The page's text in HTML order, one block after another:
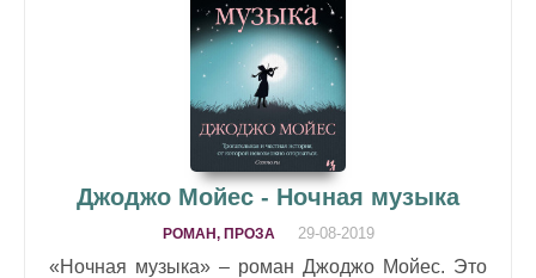
Джоджо Мойес - Ночная музыка
РОМАН, ПРОЗА 29-08-2019
«Ночная музыка» – роман Джоджо Мойес. Это